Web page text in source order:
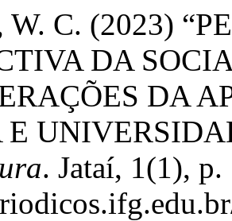
W. C. (2023)
DA
DA
E
. Jataí, 1(1),